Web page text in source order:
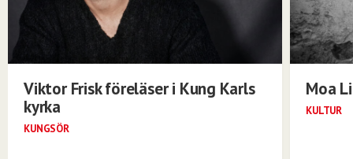
Viktor Frisk föreläser i Kung Karls
kyrka
KUNGSÖR
Moa
KULTUR